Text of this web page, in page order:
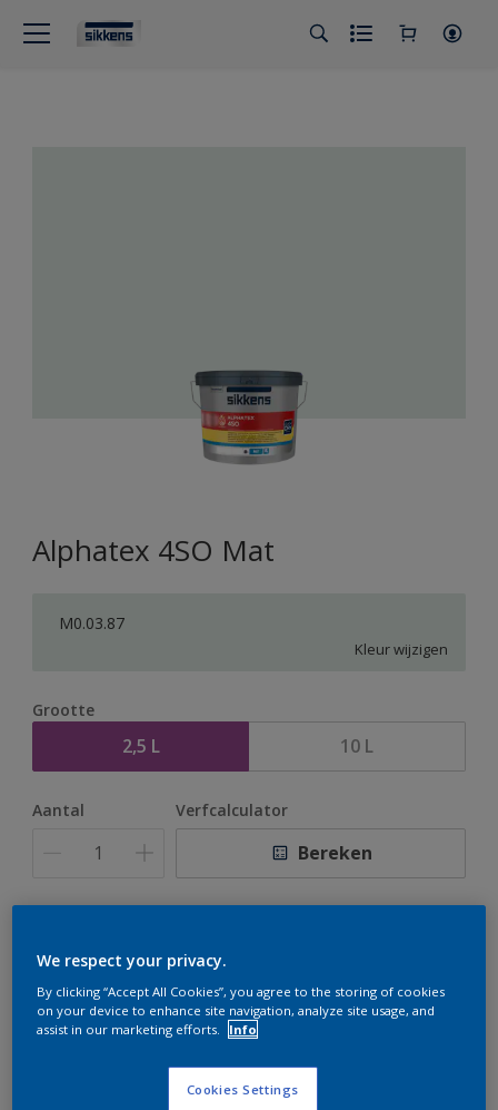
Alphatex 4SO Mat
M0.03.87
Kleur wijzigen
Grootte
2,5 L 10 L
Aantal Verfcalculator
Bereken
te bestellen. Houd de website in de gaten, we werken
We respect your privacy.
By clicking “Accept All Cookies”, you agree to the storing of cookies
on your device to enhance site navigation, analyze site usage, and
assist in our marketing efforts.
Info
Cookies Settings